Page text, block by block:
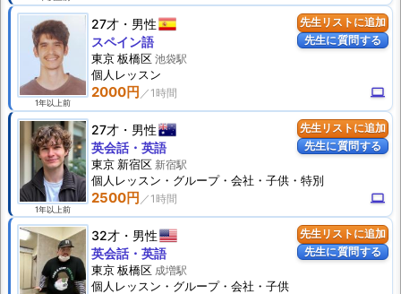
先生リストに追加
先生に質問する
1年以上前
27才 男性
2000円 computer
スペイン語
東京 板橋区 池袋駅
個人 レッスン
先生リストに追加
先生に質問する
1年以上前
27才 男性
2500円 computer
英会話・英語
東京 新宿区 新宿駅
個人 レッスン ・グループ・会社・子供・特別
先生リストに追加
先生に質問する
32才 男性
英会話・英語
東京 板橋区 成増駅
個人 レッスン ・グループ・会社・子供